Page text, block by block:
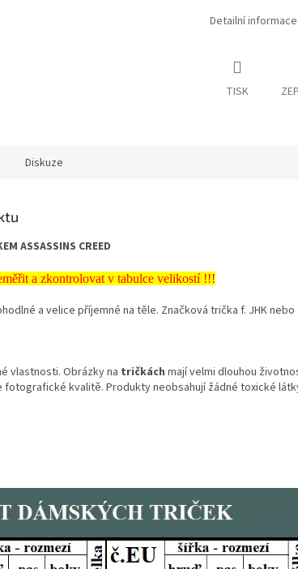
Detailní informace
TISK
Diskuze
ASSASSINS CREED
a zkontrolovat v tabulce velikostí !!!
a velice příjemné na těle. Značková trička f. JHK nebo
vlastnosti. Obrázky na tričkách mají velmi dlouhou
kvalitě. Produkty neobsahují žádné toxické